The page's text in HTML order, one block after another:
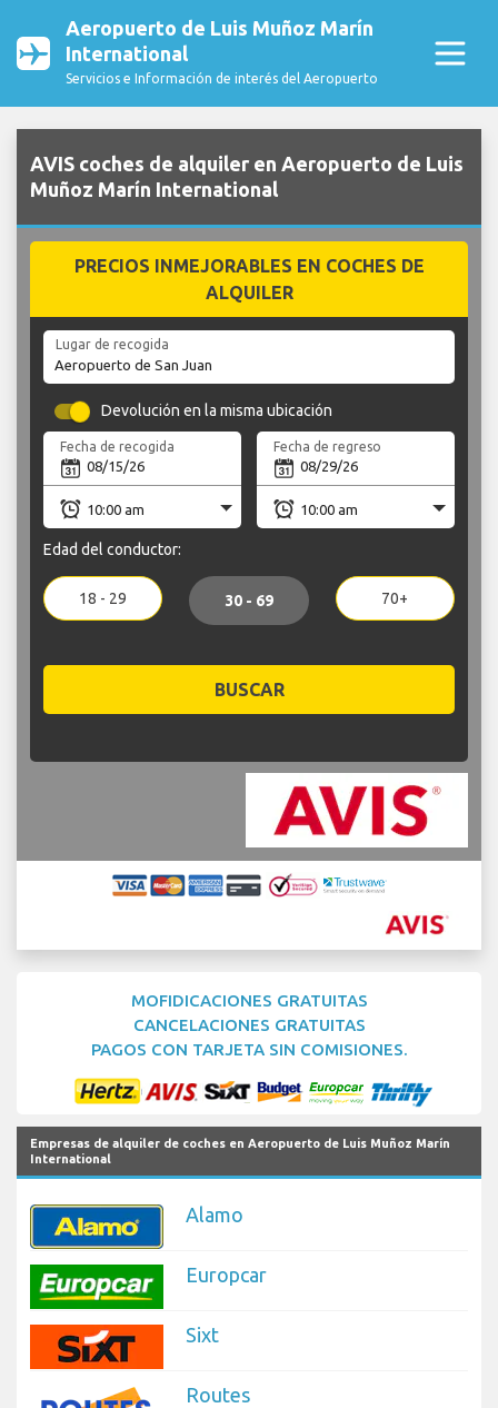
Aeropuerto de Luis Muñoz Marín
International
Servicios e Información de interés del Aeropuerto
AVIS coches de alquiler en Aeropuerto de Luis
Muñoz Marín International
PRECIOS INMEJORABLES EN COCHES DE
ALQUILER
Lugar de recogida
Devolución en la misma ubicación
Fecha de recogida Fecha de regreso
Edad del conductor:
18 - 29 30 - 69 70+
BUSCAR
MOFIDICACIONES GRATUITAS
CANCELACIONES GRATUITAS
PAGOS CON TARJETA SIN COMISIONES.
Empresas de alquiler de coches en Aeropuerto de Luis Muñoz Marín
International
Alamo
Europcar
Sixt
Routes